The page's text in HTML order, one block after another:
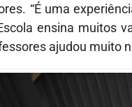
“É uma
ensina muitos
ajudou muito